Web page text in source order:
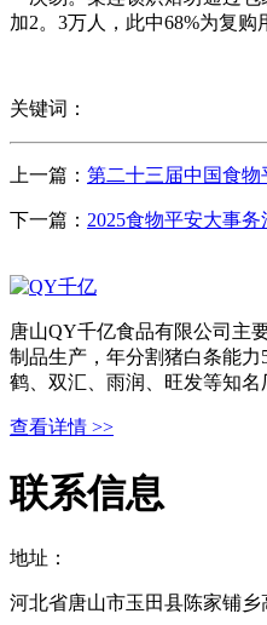
加2。3万人，此中68%为复购
关键词：
上一篇： 第二十三届中国食物
下一篇： 2025食物平安大事务
唐山QY千亿食品有限公司主
制品生产，年分割猪白条能
鹤、双汇、雨润、旺发等知名
查看详情 >>
联系信息
地址：
河北省唐山市玉田县陈家铺乡